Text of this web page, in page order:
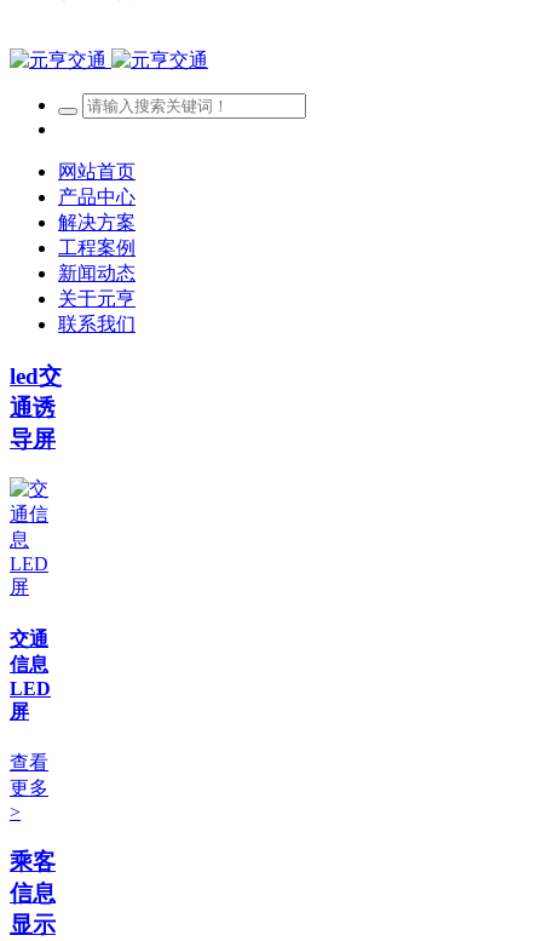
网站首页
产品中心
解决方案
工程案例
新闻动态
关于元亨
联系我们
led交
通诱
导屏
交通
信息
LED
屏
查看
更多
>
乘客
信息
显示